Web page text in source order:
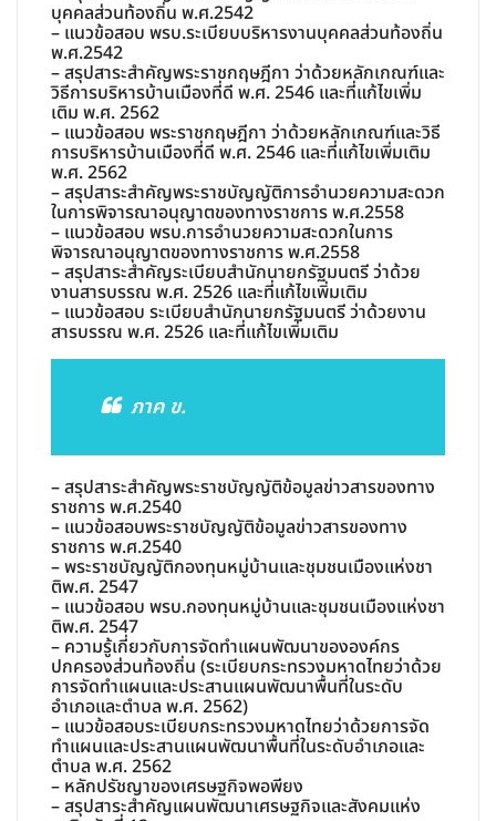
บุคคลส่วนท้องถิ่น พ.ศ.2542
– แนวข้อสอบ พรบ.ระเบียบบริหารงานบุคคลส่วนท้องถิ่น
พ.ศ.2542
– สรุปสาระสำคัญพระราชกฤษฎีกา ว่าด้วยหลักเกณฑ์และ
วิธีการบริหารบ้านเมืองที่ดี พ.ศ. 2546 และที่แก้ไขเพิ่ม
เติม พ.ศ. 2562
– แนวข้อสอบ พระราชกฤษฎีกา ว่าด้วยหลักเกณฑ์และวิธี
การบริหารบ้านเมืองที่ดี พ.ศ. 2546 และที่แก้ไขเพิ่มเติม
พ.ศ. 2562
– สรุปสาระสำคัญพระราชบัญญัติการอำนวยความสะดวก
ในการพิจารณาอนุญาตของทางราชการ พ.ศ.2558
– แนวข้อสอบ พรบ.การอำนวยความสะดวกในการ
พิจารณาอนุญาตของทางราชการ พ.ศ.2558
– สรุปสาระสำคัญระเบียบสำนักนายกรัฐมนตรี ว่าด้วย
งานสารบรรณ พ.ศ. 2526 และที่แก้ไขเพิ่มเติม
– แนวข้อสอบ ระเบียบสำนักนายกรัฐมนตรี ว่าด้วยงาน
สารบรรณ พ.ศ. 2526 และที่แก้ไขเพิ่มเติม
ภาค ข.
– สรุปสาระสำคัญพระราชบัญญัติข้อมูลข่าวสารของทาง
ราชการ พ.ศ.2540
– แนวข้อสอบพระราชบัญญัติข้อมูลข่าวสารของทาง
ราชการ พ.ศ.2540
– พระราชบัญญัติกองทุนหมู่บ้านและชุมชนเมืองแห่งชา
ติพ.ศ. 2547
– แนวข้อสอบ พรบ.กองทุนหมู่บ้านและชุมชนเมืองแห่งชา
ติพ.ศ. 2547
– ความรู้เกี่ยวกับการจัดทำแผนพัฒนาขององค์กร
ปกครองส่วนท้องถิ่น (ระเบียบกระทรวงมหาดไทยว่าด้วย
การจัดทำแผนและประสานแผนพัฒนาพื้นที่ในระดับ
อำเภอและตำบล พ.ศ. 2562)
– แนวข้อสอบระเบียบกระทรวงมหาดไทยว่าด้วยการจัด
ทำแผนและประสานแผนพัฒนาพื้นที่ในระดับอำเภอและ
ตำบล พ.ศ. 2562
– หลักปรัชญาของเศรษฐกิจพอพียง
– สรุปสาระสำคัญแผนพัฒนาเศรษฐกิจและสังคมแห่ง